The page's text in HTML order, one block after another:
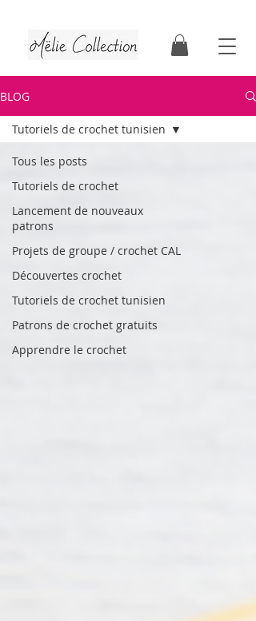
BLOG
Tous les posts
Tutoriels de crochet
Lancement de nouveaux
patrons
Projets de groupe / crochet CAL
Découvertes crochet
Tutoriels de crochet tunisien
Patrons de crochet gratuits
Apprendre le crochet
Tutoriels de crochet tunisien